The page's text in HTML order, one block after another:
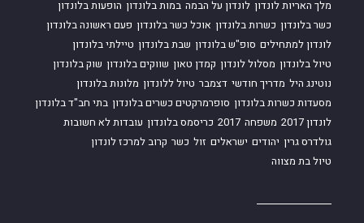
מלך האריות לונדון לונדון על הבמה במות בלונדון הופעות בלונדון
כשר בלונדון כשרות בלונדון אוכל כשר בלונדון פעם ראשונה בלונדון
לונדון למתחילים סופ"ש בלונדון שבת בלונדון טיילתי בלונדון
טיול בלונדון מסלול לונדון קמדן טאון שווקים בלונדון שוק בלונדון
נוטינג היל מדריך חודשי דצמבר טיול ללונדון מלונות בלונדון
מסעדות כשרות בלונדון סופרמרקטים כשרים בלונדון בתי חב"ד בלונדון
לונדון 2017
משפחה 2017 כריסמס בלונדון עובדות לא חשובות
גולדרס גרין יהודים ישראלים זול כשר קרוב למרכז לונדון
טיול בת מצווה